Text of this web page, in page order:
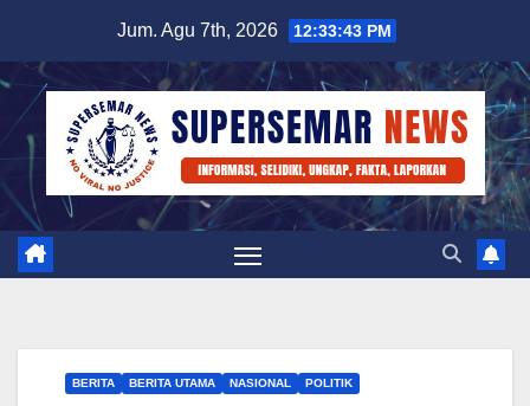
content
Jum. Agu 7th, 2026 12:33:44 PM
BERITA BERITA UTAMA NASIONAL POLITIK